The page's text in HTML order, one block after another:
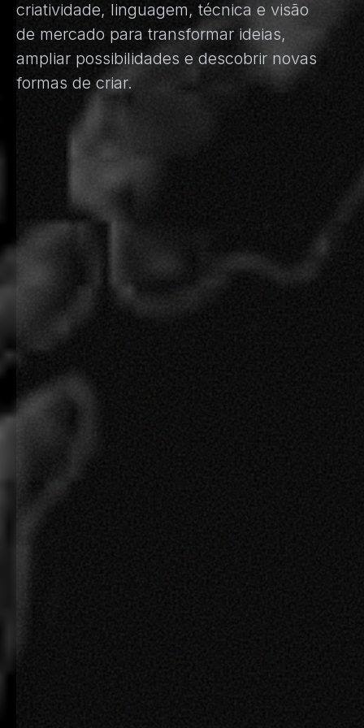
criatividade, linguagem, técnica e visão
de mercado para transformar ideias,
ampliar possibilidades e descobrir novas
formas de criar.​